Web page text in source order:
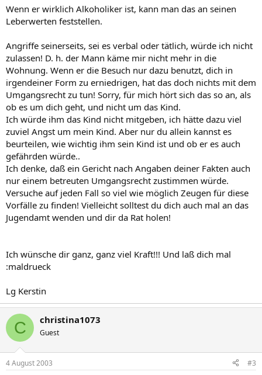
Wenn er wirklich Alkoholiker ist, kann man das an seinen
Leberwerten feststellen.
Angriffe seinerseits, sei es verbal oder tätlich, würde ich nicht
zulassen! D. h. der Mann käme mir nicht mehr in die
Wohnung. Wenn er die Besuch nur dazu benutzt, dich in
irgendeiner Form zu erniedrigen, hat das doch nichts mit dem
Umgangsrecht zu tun! Sorry, für mich hört sich das so an, als
ob es um dich geht, und nicht um das Kind.
Ich würde ihm das Kind nicht mitgeben, ich hätte dazu viel
zuviel Angst um mein Kind. Aber nur du allein kannst es
beurteilen, wie wichtig ihm sein Kind ist und ob er es auch
gefährden würde..
Ich denke, daß ein Gericht nach Angaben deiner Fakten auch
nur einem betreuten Umgangsrecht zustimmen würde.
Versuche auf jeden Fall so viel wie möglich Zeugen für diese
Vorfälle zu finden! Vielleicht solltest du dich auch mal an das
Jugendamt wenden und dir da Rat holen!
Ich wünsche dir ganz, ganz viel Kraft!!! Und laß dich mal
:maldrueck
Lg Kerstin
C christina1073
Guest
4 August 2003 #3